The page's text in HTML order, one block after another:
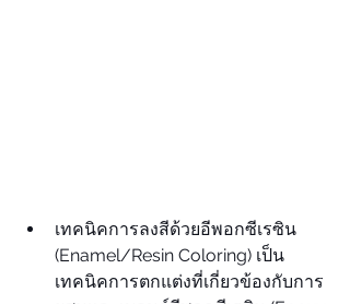
เทคนิคการลงสีด้วยอีพอกซีเรซิน
(Enamel/Resin Coloring) เป็น
เทคนิคการตกแต่งที่เกี่ยวข้องกับการ